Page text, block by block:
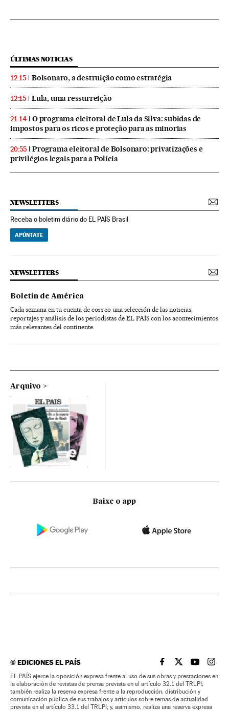
ÚLTIMAS NOTICIAS
12:15 Bolsonaro, a destruição como estratégia
12:15 Lula, uma ressurreição
21:14
O programa eleitoral de Lula da Silva: subidas de
impostos para os ricos e proteção para as minorias
20:55
Programa eleitoral de Bolsonaro: privatizações e
privilégios legais para a Polícia
NEWSLETTERS
Receba o boletim diário do EL PAÍS Brasil
APÚNTATE
NEWSLETTERS
Boletín de América
Cada semana en tu cuenta de correo una selección de las noticias,
reportajes y análisis de los periodistas de EL PAÍS con los acontecimientos
más relevantes del continente.
Arquivo
Baixe o app
©EDICIONES EL PAÍS EL PAÍS BRASIL EN
EL PAÍSEL PAÍS
EL
EL PAÍS ejerce la oposición expresa frente al uso de sus obras y prestaciones en
la elaboración de revistas de prensa prevista en el artículo 32.1 del TRLPI;
también realiza la reserva expresa frente a la reproducción, distribución y
comunicación pública de sus trabajos y artículos sobre temas de actualidad
prevista en el artículo 33.1 del TRLPI; y, asimismo, realiza una reserva expresa